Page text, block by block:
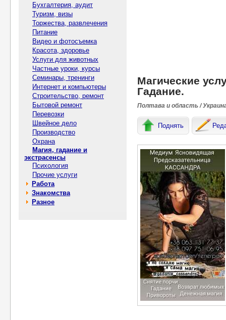
Бухгалтерия, аудит
Туризм, визы
Торжества, развлечения
Питание
Видео и фотосъемка
Красота, здоровье
Услуги для животных
Частные уроки, курсы
Семинары, тренинги
Интернет и компьютеры
Строительство, ремонт
Бытовой ремонт
Перевозки
Швейное дело
Производство
Охрана
Магия, гадание и
экстрасенсы
Психология
Прочие услуги
Работа
Знакомства
Разное
Магические
Гадание.
Полтава и область /
Поднять